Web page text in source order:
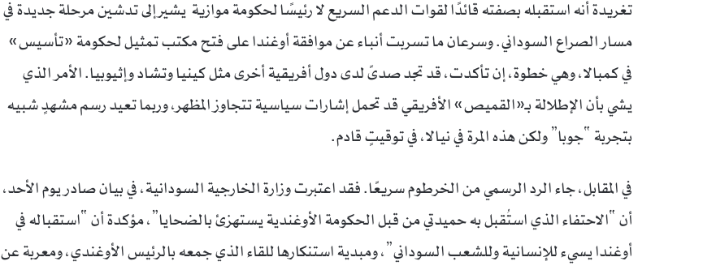
تغريدة أنه استقبله بصفته قائدًا لقوات الدعم السريع لا رئيسًا لحكومة موازية يشير إلى تدشين مرحلة جديدة في
مسار الصراع السوداني. وسرعان ما تسربت أنباء عن موافقة أوغندا على فتح مكتب تمثيل لحكومة «تأسيس»
في كمبالا، وهي خطوة، إن تأكدت، قد تجد صدىً لدى دول أفريقية أخرى مثل كينيا وتشاد وإثيوبيا. الأمر الذي
يشي بأن الإطلالة بـ«القميص» الأفريقي قد تحمل إشارات سياسية تتجاوز المظهر، وربما تعيد رسم مشهدٍ شبيه
بتجربة “جوبا” ولكن هذه المرة في نيالا، في توقيتٍ قادم.
في المقابل، جاء الرد الرسمي من الخرطوم سريعًا. فقد اعتبرت وزارة الخارجية السودانية، في بيان صادر يوم الأحد،
أن “الاحتفاء الذي استُقبل به حميدتي من قبل الحكومة الأوغندية يستهزئ بالضحايا”، مؤكدة أن “استقباله في
أوغندا يسيء للإنسانية وللشعب السوداني”، ومبدية استنكارها للقاء الذي جمعه بالرئيس الأوغندي، ومعربة عن